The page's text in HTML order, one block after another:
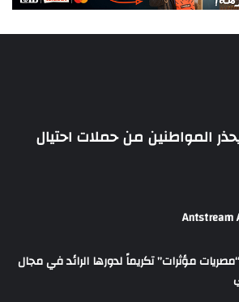
المواطنين من حملات احتيال
مؤثرات” تكريماً لدورها الرائد في مجال